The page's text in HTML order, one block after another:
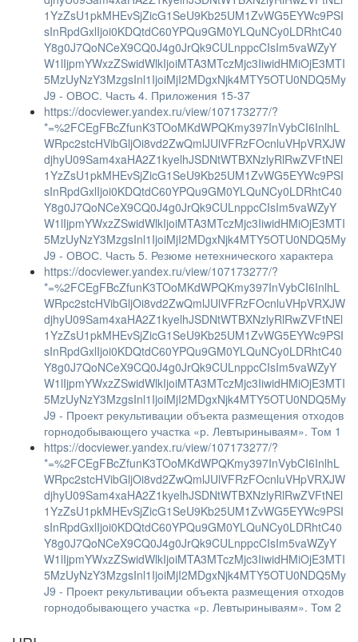
1YzZsU1pkMHEvSjZicG1SeU9Kb25UM1ZvWG5EYWc9PSI
sInRpdGxlIjoi0KDQtdC60YPQu9GM0YLQuNCy0LDRhtC40
Y8g0J7QoNCeX9CQ0J4g0JrQk9CULnppcCIsIm5vaWZyY
W1lIjpmYWxzZSwidWlkIjoiMTA3MTczMjc3IiwidHMiOjE3MTI
5MzUyNzY3MzgsInl1IjoiMjI2MDgxNjk4MTY5OTU0NDQ5My
J9 - ОВОС. Часть 4. Приложения 15-37
https://docviewer.yandex.ru/view/107173277/?
*=%2FCEgFBcZfunK3TOoMKdWPQKmy397InVybCI6InlhL
WRpc2stcHVibGljOi8vd2ZwQmlJUlVFRzFOcnluVHpVRXJW
djhyU09Sam4xaHA2Z1kyelhJSDNtWTBXNzlyRlRwZVFtNEl
1YzZsU1pkMHEvSjZicG1SeU9Kb25UM1ZvWG5EYWc9PSI
sInRpdGxlIjoi0KDQtdC60YPQu9GM0YLQuNCy0LDRhtC40
Y8g0J7QoNCeX9CQ0J4g0JrQk9CULnppcCIsIm5vaWZyY
W1lIjpmYWxzZSwidWlkIjoiMTA3MTczMjc3IiwidHMiOjE3MTI
5MzUyNzY3MzgsInl1IjoiMjI2MDgxNjk4MTY5OTU0NDQ5My
J9 - ОВОС. Часть 5. Резюме нетехнического характера
https://docviewer.yandex.ru/view/107173277/?
*=%2FCEgFBcZfunK3TOoMKdWPQKmy397InVybCI6InlhL
WRpc2stcHVibGljOi8vd2ZwQmlJUlVFRzFOcnluVHpVRXJW
djhyU09Sam4xaHA2Z1kyelhJSDNtWTBXNzlyRlRwZVFtNEl
1YzZsU1pkMHEvSjZicG1SeU9Kb25UM1ZvWG5EYWc9PSI
sInRpdGxlIjoi0KDQtdC60YPQu9GM0YLQuNCy0LDRhtC40
Y8g0J7QoNCeX9CQ0J4g0JrQk9CULnppcCIsIm5vaWZyY
W1lIjpmYWxzZSwidWlkIjoiMTA3MTczMjc3IiwidHMiOjE3MTI
5MzUyNzY3MzgsInl1IjoiMjI2MDgxNjk4MTY5OTU0NDQ5My
J9 - Проект рекультивации объекта размещения отходов
горнодобывающего участка «р. Левтыринываям». Том 1
https://docviewer.yandex.ru/view/107173277/?
*=%2FCEgFBcZfunK3TOoMKdWPQKmy397InVybCI6InlhL
WRpc2stcHVibGljOi8vd2ZwQmlJUlVFRzFOcnluVHpVRXJW
djhyU09Sam4xaHA2Z1kyelhJSDNtWTBXNzlyRlRwZVFtNEl
1YzZsU1pkMHEvSjZicG1SeU9Kb25UM1ZvWG5EYWc9PSI
sInRpdGxlIjoi0KDQtdC60YPQu9GM0YLQuNCy0LDRhtC40
Y8g0J7QoNCeX9CQ0J4g0JrQk9CULnppcCIsIm5vaWZyY
W1lIjpmYWxzZSwidWlkIjoiMTA3MTczMjc3IiwidHMiOjE3MTI
5MzUyNzY3MzgsInl1IjoiMjI2MDgxNjk4MTY5OTU0NDQ5My
J9 - Проект рекультивации объекта размещения отходов
горнодобывающего участка «р. Левтыринываям». Том 2